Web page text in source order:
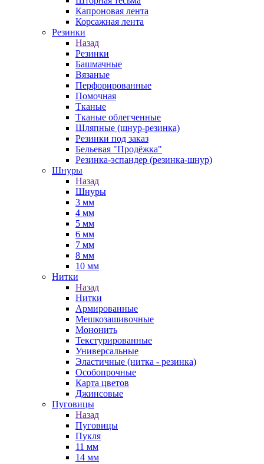
Капроновая лента
Корсажная лента
Резинки
Назад
Резинки
Башмачные
Вязаные
Перфорированные
Помочная
Тканые
Тканые облегченные
Шляпные (шнур-резинка)
Резинки под заказ
Бельевая "Продёжка"
Резинка-эспандер (резинка-шнур)
Шнуры
Назад
Шнуры
3 мм
4 мм
5 мм
6 мм
7 мм
8 мм
10 мм
Нитки
Назад
Нитки
Армированные
Мешкозашивочные
Мононить
Текстурированные
Универсальные
Эластичные (нитка - резинка)
Особопрочные
Карта цветов
Джинсовые
Пуговицы
Назад
Пуговицы
Пукля
11 мм
14 мм